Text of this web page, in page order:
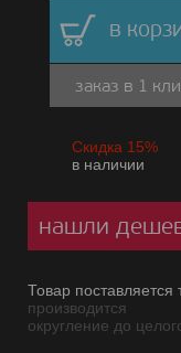
в
заказ в 1
Скидка 15%
в наличии
нашли
Товар поставляется
производится
округление до